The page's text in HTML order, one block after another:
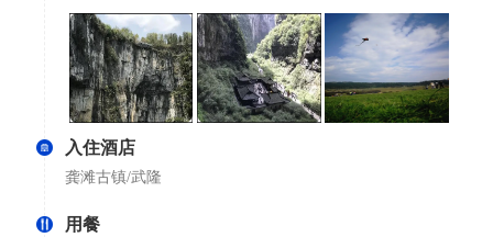
入住酒店
龚滩古镇/武隆
用餐